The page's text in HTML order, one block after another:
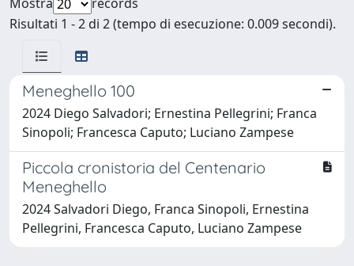
Risultati 1 - 2 di 2 (tempo di esecuzione: 0.009 secondi).
Meneghello 100
2024 Diego Salvadori; Ernestina Pellegrini; Franca
Sinopoli; Francesca Caputo; Luciano Zampese
Piccola cronistoria del Centenario
Meneghello
2024 Salvadori Diego, Franca Sinopoli, Ernestina
Pellegrini, Francesca Caputo, Luciano Zampese